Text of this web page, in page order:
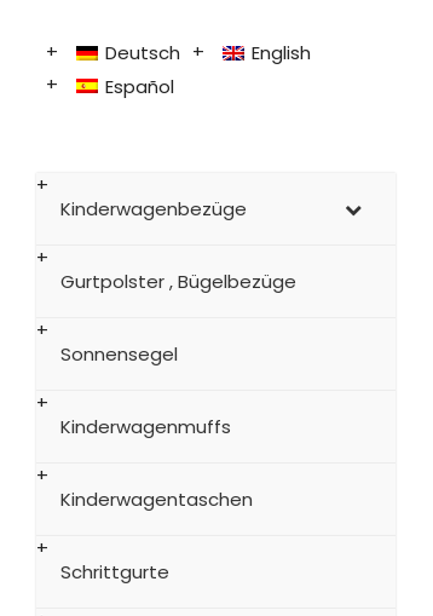
Deutsch
English
Español
Kinderwagenbezüge
Gurtpolster , Bügelbezüge
Sonnensegel
Kinderwagenmuffs
Kinderwagentaschen
Schrittgurte